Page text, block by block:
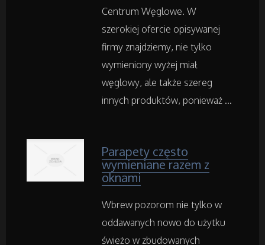
Wyposażenie Łazienki
Odzież
Sport
Art. Dla Zwierząt
Ogród, Rośliny
Chemia
Centrum Węglowe. W
szerokiej ofercie opisywanej
firmy znajdziemy, nie tylko
wymieniony wyżej miał
węglowy, ale także szereg
innych produktów, ponieważ ...
Parapety często
wymieniane razem z
oknami
Wbrew pozorom nie tylko w
oddawanych nowo do użytku
świeżo w zbudowanych